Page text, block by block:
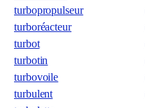
turbopropulseur
turboréacteur
turbot
turbotin
turbovoile
turbulent